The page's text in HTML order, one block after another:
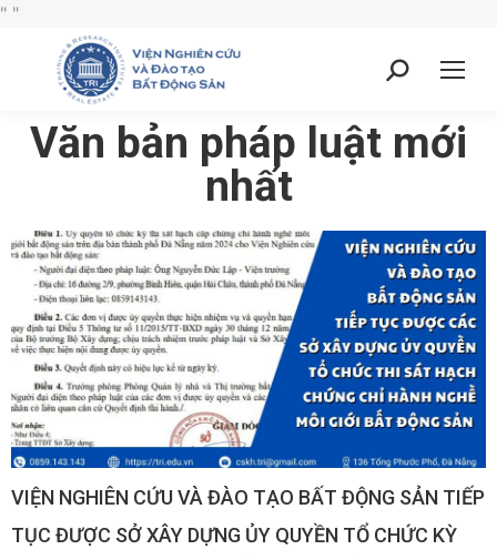
" "
Văn bản pháp luật mới
nhất
VIỆN NGHIÊN CỨU VÀ ĐÀO TẠO BẤT ĐỘNG SẢN TIẾP
TỤC ĐƯỢC SỞ XÂY DỰNG ỦY QUYỀN TỔ CHỨC KỲ